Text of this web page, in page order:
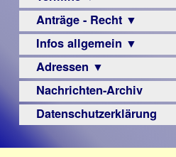
Veranstaltungsprogramme
Anträge - Recht ▼
Archiv
Urteile
Infos allgemein ▼
Sehbehinderung
Frühförderung
Schule
–
Adressen ▼
Augenoptiker
Berufsbildungswerke
Nachrichten-Archiv
Datenschutzerklärung